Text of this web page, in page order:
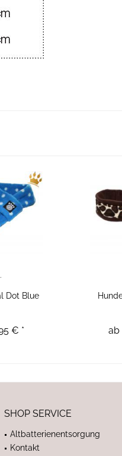
L.
Dot Blue
€ * ab
SHOP SERVICE
Altbatterienentsorgung
Kontakt